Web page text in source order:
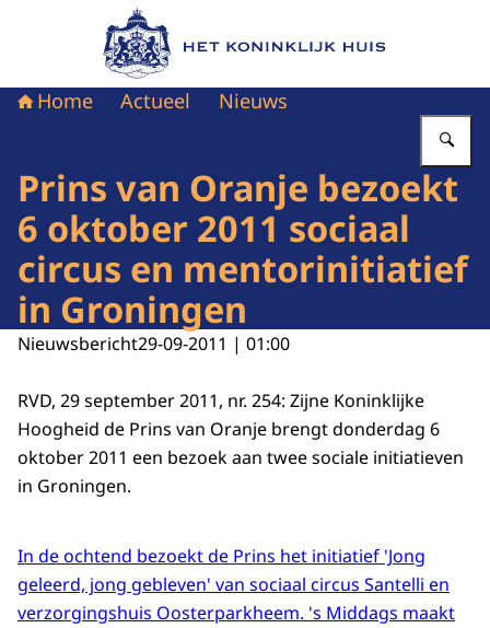
Naar de homepage van Het Koninklijk Huis
Home Actueel Nieuws
Prins van Oranje bezoekt
6 oktober 2011 sociaal
circus en mentorinitiatief
in Groningen
Nieuwsbericht29-09-2011 | 01:00
RVD, 29 september 2011, nr. 254: Zijne Koninklijke
Hoogheid de Prins van Oranje brengt donderdag 6
oktober 2011 een bezoek aan twee sociale initiatieven
in Groningen.
In de ochtend bezoekt de Prins het initiatief 'Jong
geleerd, jong gebleven' van sociaal circus Santelli en
verzorgingshuis Oosterparkheem. 's Middags maakt